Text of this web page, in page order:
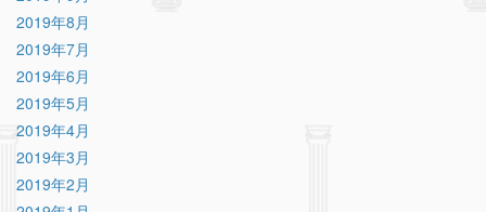
2019年8月
2019年7月
2019年6月
2019年5月
2019年4月
2019年3月
2019年2月